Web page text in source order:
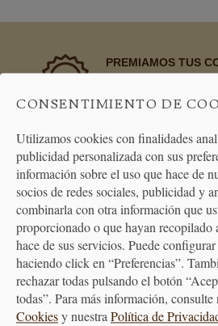
PREMIAMOS TUS
BONO REGALO
La forma más fácil de
cuando quieras hacer
CONSENTIMIENTO DE
Utilizamos cookies con finalidades
publicidad personalizada con sus
información sobre el uso que hace de
socios de redes sociales, publicidad y
combinarla con otra información que
proporcionado o que hayan recopilado
hace de sus servicios. Puede
haciendo click en “Preferencias”.
rechazar todas pulsando el botón
todas”. Para más información, consulte
Cookiesy nuestra Política de